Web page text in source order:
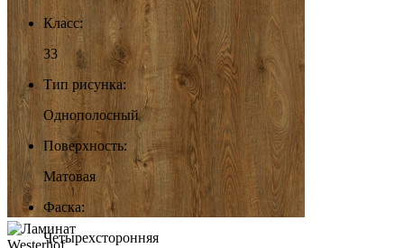
Класс:
33
Тип рисунка:
Однополосный
Поверхность:
Матовая
Фаска:
Четырехсторонняя